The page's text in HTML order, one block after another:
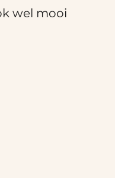
wel mooi